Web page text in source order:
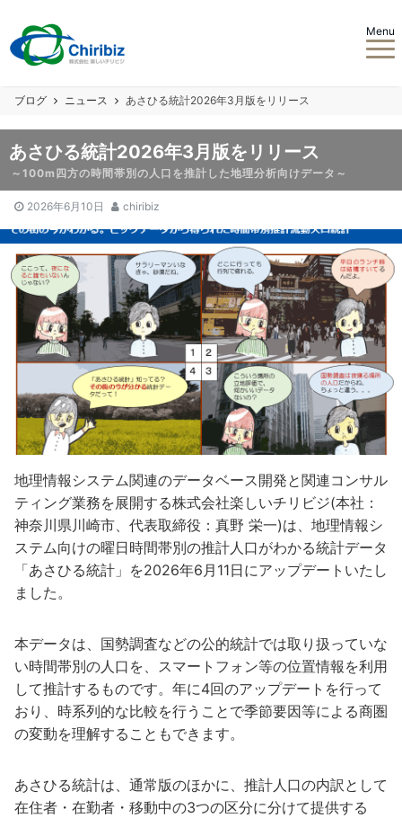
Menu
ブログ ニュース あさひる統計2026年3月版をリリース
あさひる統計2026年3月版をリリース
～100m四方の時間帯別の人口を推計した地理分析向けデータ～
2026年6月10日 chiribiz
地理情報システム関連のデータベース開発と関連コンサル
ティング業務を展開する株式会社楽しいチリビジ(本社：
神奈川県川崎市、代表取締役：真野 栄一)は、地理情報シ
ステム向けの曜日時間帯別の推計人口がわかる統計データ
「あさひる統計」を2026年6月11日にアップデートいたし
ました。
本データは、国勢調査などの公的統計では取り扱っていな
い時間帯別の人口を、スマートフォン等の位置情報を利用
して推計するものです。年に4回のアップデートを行って
おり、時系列的な比較を行うことで季節要因等による商圏
の変動を理解することもできます。
あさひる統計は、通常版のほかに、推計人口の内訳として
在住者・在勤者・移動中の3つの区分に分けて提供する